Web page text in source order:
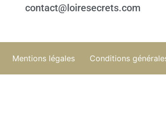
contact@loiresecrets.com
Mentions légales Conditions